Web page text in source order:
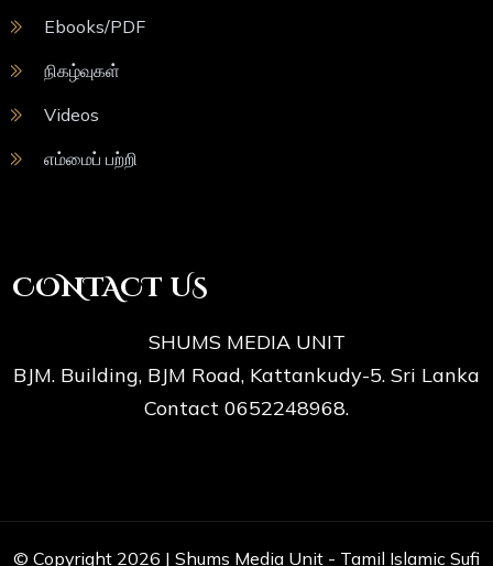
Ebooks/PDF
நிகழ்வுகள்
Videos
எம்மைப் பற்றி
CONTACT US
SHUMS MEDIA UNIT
BJM. Building, BJM Road, Kattankudy-5. Sri Lanka
Contact 0652248968.
© Copyright 2026 | Shums Media Unit - Tamil Islamic Sufi